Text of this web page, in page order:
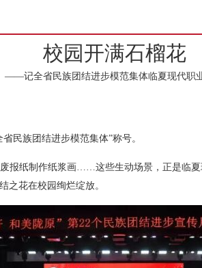
校园开满石榴花
——记全省民族团结进步模范集体临夏现代职
民族团结进步模范集体”称号。
报纸制作纸浆画……这些生动场景，正是临
之花在校园绚烂绽放。